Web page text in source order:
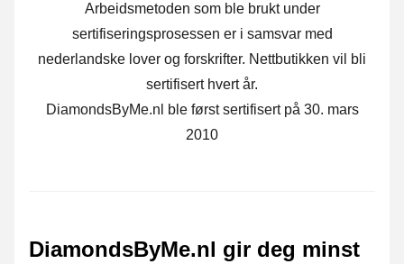
Arbeidsmetoden som ble brukt under
sertifiseringsprosessen er i samsvar med
nederlandske lover og forskrifter. Nettbutikken vil bli
sertifisert hvert år.
DiamondsByMe.nl ble først sertifisert på 30. mars
2010
DiamondsByMe.nl gir deg minst